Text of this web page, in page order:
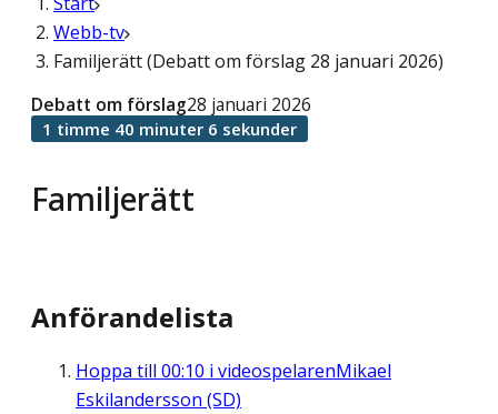
Webb-tv
Familjerätt (Debatt om förslag 28 januari 2026)
Familjerätt
Debatt om förslag28 januari 2026
1 timme 40 minuter 6 sekunder
Anförandelista
Hoppa till 00:10 i videospelarenMikael
Eskilandersson (SD)